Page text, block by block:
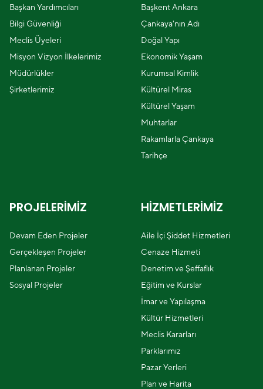
Başkan Yardımcıları
Bilgi Güvenliği
Meclis Üyeleri
Misyon Vizyon İlkelerimiz
Müdürlükler
Şirketlerimiz
Başkent Ankara
Çankaya'nın Adı
Doğal Yapı
Ekonomik Yaşam
Kurumsal Kimlik
Kültürel Miras
Kültürel Yaşam
Muhtarlar
Rakamlarla Çankaya
Tarihçe
PROJELERİMİZ
Devam Eden Projeler
Gerçekleşen Projeler
Planlanan Projeler
Sosyal Projeler
HİZMETLERİMİZ
Aile İçi Şiddet Hizmetleri
Cenaze Hizmeti
Denetim ve Şeffaflık
Eğitim ve Kurslar
İmar ve Yapılaşma
Kültür Hizmetleri
Meclis Kararları
Parklarımız
Pazar Yerleri
Plan ve Harita